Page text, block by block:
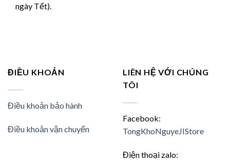
ngày Tết).
ĐIỀU KHOẢN
Điều khoản bảo hành
Điều khoản vận chuyển
LIÊN HỆ VỚI CHÚNG
TÔI
Facebook:
TongKhoNguyeJIStore
Điện thoại zalo: